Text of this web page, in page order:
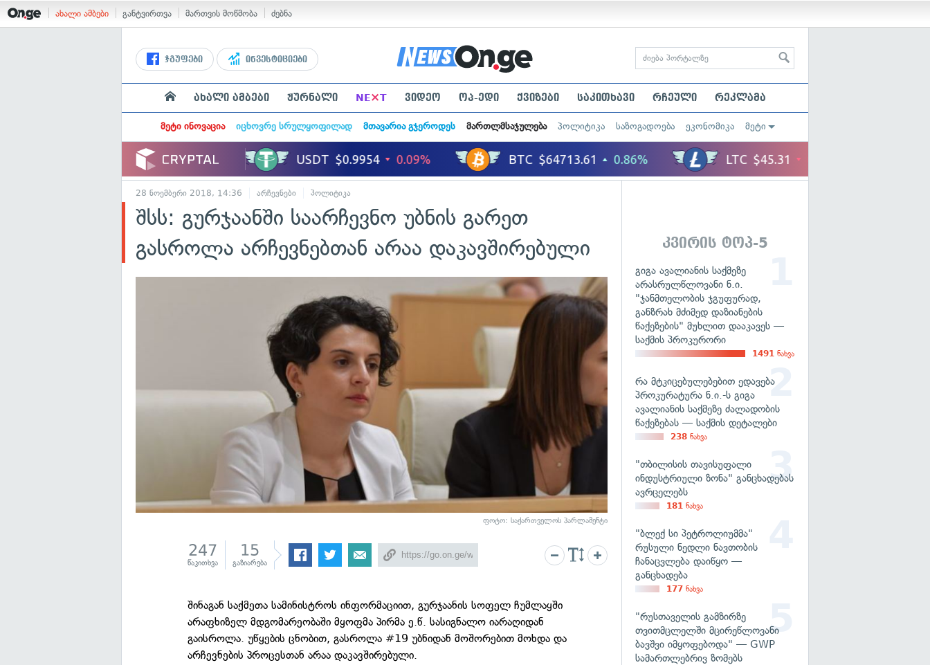
ახალი ამბები განტვირთვა მართვის მოწმობა ძებნა
ჯგუფები ინვესტიციები
ახალი ამბები ჟურნალი NE×T ვიდეო ოპ-ედი ქვიზები საკითხავი რჩეული რეკლამა
მეტი ინოვაცია იცხოვრე სრულყოფილად მთავარია გჯეროდეს მართლმსაჯულება პოლიტიკა საზოგადოება ეკონომიკა მეტი
28 ნოემბერი 2018, 14:36 არჩევნები პოლიტიკა
შსს: გურჯაანში საარჩევნო უბნის გარეთ
გასროლა არჩევნებთან არაა დაკავშირებული
ფოტო: საქართველოს პარლამენტი
247
წაკითხვა
15
გაზიარება
შინაგან საქმეთა სამინისტროს ინფორმაციით, გურჯაანის სოფელ ჩუმლაყში
არაფხიზელ მდგომარეობაში მყოფმა პირმა ე.წ. სასიგნალო იარაღიდან
გაისროლა. უწყების ცნობით, გასროლა #19 უბნიდან მოშორებით მოხდა და
არჩევნების პროცესთან არაა დაკავშირებული.
კვირის ტოპ-5
გიგა ავალიანის საქმეზე
არასრულწლოვანი ნ.ი.
"ჯანმთელობის ჯგუფურად,
განზრახ მძიმედ დაზიანების
წაქეზების" მუხლით დააკავეს —
საქმის პროკურორი
1491 ნახვა
რა მტკიცებულებებით ედავება
პროკურატურა ნ.ი.-ს გიგა
ავალიანის საქმეზე ძალადობის
წაქეზებას — საქმის დეტალები
238 ნახვა
"თბილისის თავისუფალი
ინდუსტრიული ზონა" განცხადებას
ავრცელებს
181 ნახვა
"ბლექ სი პეტროლიუმმა"
რუსული ნედლი ნავთობის
ჩანაცვლება დაიწყო —
განცხადება
177 ნახვა
"რუსთაველის გამზირზე
თვითმცლელში მცირეწლოვანი
ბავშვი იმყოფებოდა" — GWP
სამართლებრივ ზომებს